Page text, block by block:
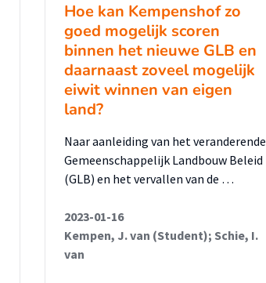
Hoe kan Kempenshof zo
goed mogelijk scoren
binnen het nieuwe GLB en
daarnaast zoveel mogelijk
eiwit winnen van eigen
land?
Naar aanleiding van het veranderende
Gemeenschappelijk Landbouw Beleid
(GLB) en het vervallen van de …
2023-01-16
Kempen, J. van (Student); Schie, I.
van